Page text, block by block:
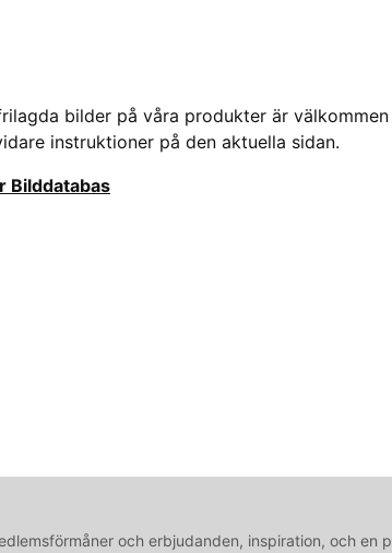
bilder på våra produkter är
instruktioner på den aktuella sidan.
Bilddatabas
och erbjudanden, inspiration, och en